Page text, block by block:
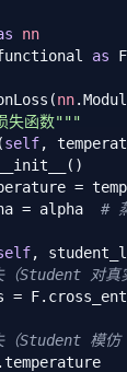
nn
as F
nn
失函数"""
self,
=
= alpha #
,
Student 对真
=
（Student 模
.temperature